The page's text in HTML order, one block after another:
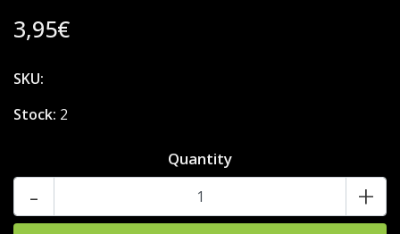
3,95€
SKU:
Stock: 2
Quantity
- +